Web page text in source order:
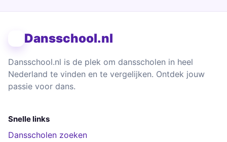
Dansschool.nl
Dansschool.nl is de plek om dansscholen in heel
Nederland te vinden en te vergelijken. Ontdek jouw
passie voor dans.
Snelle links
Dansscholen zoeken